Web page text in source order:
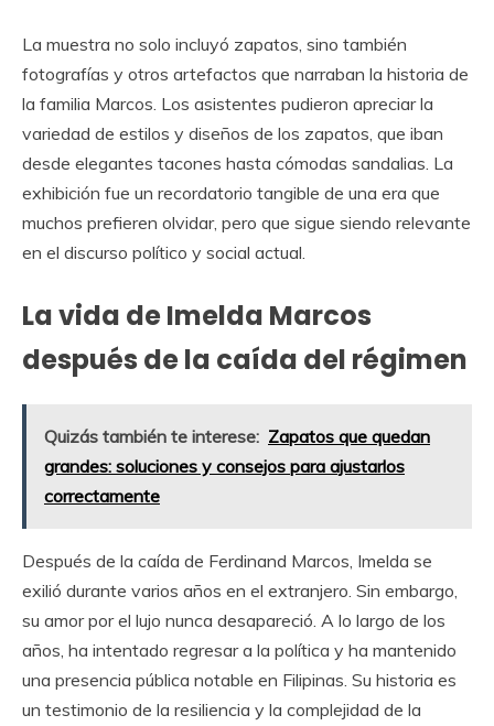
La muestra no solo incluyó zapatos, sino también
fotografías y otros artefactos que narraban la historia de
la familia Marcos. Los asistentes pudieron apreciar la
variedad de estilos y diseños de los zapatos, que iban
desde elegantes tacones hasta cómodas sandalias. La
exhibición fue un recordatorio tangible de una era que
muchos prefieren olvidar, pero que sigue siendo relevante
en el discurso político y social actual.
La vida de Imelda Marcos
después de la caída del régimen
Quizás también te interese: Zapatos que quedan
grandes: soluciones y consejos para ajustarlos
correctamente
Después de la caída de Ferdinand Marcos, Imelda se
exilió durante varios años en el extranjero. Sin embargo,
su amor por el lujo nunca desapareció. A lo largo de los
años, ha intentado regresar a la política y ha mantenido
una presencia pública notable en Filipinas. Su historia es
un testimonio de la resiliencia y la complejidad de la